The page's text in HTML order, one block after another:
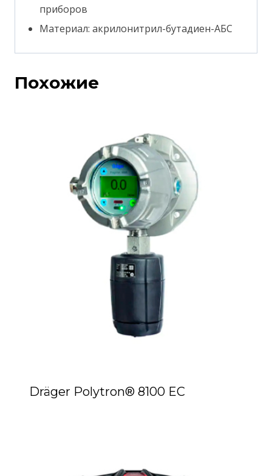
приборов
Материал: акрилонитрил-бутадиен-АБС
Похожие
Dräger Polytron® 8100 EC